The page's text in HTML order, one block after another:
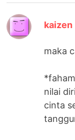
kaizen
maka
nilai
cinta